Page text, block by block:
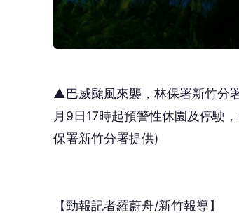
▲巴威颱風來襲，林保署新竹分
月9日17時起預警性休園及停駛
保署新竹分署提供)
【勁報記者羅蔚舟/新竹報導】